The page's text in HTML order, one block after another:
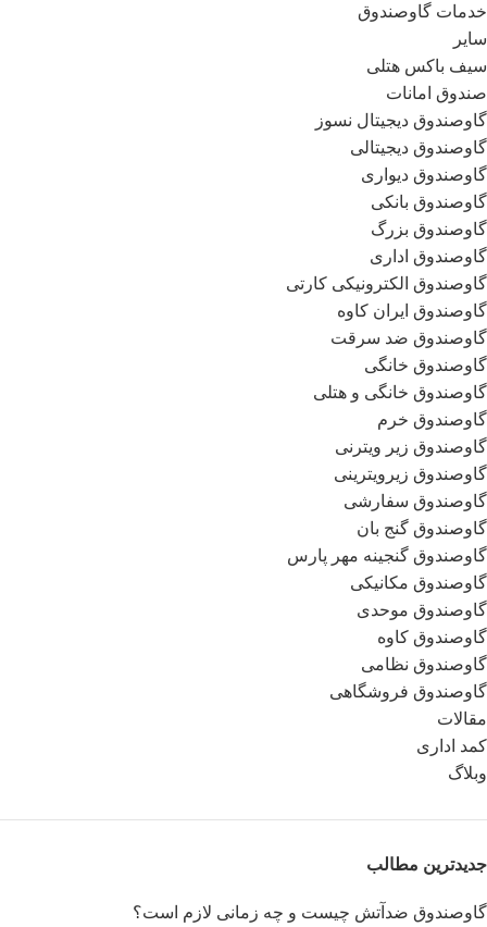
خدمات گاوصندوق
سایر
سیف باکس هتلی
صندوق امانات
گاوصندوق دیجیتال نسوز
گاوصندوق دیجیتالی
گاوصندوق دیواری
گاوصندوق بانکی
گاوصندوق بزرگ
گاوصندوق اداری
گاوصندوق الکترونیکی کارتی
گاوصندوق ایران کاوه
گاوصندوق ضد سرقت
گاوصندوق خانگی
گاوصندوق خانگی و هتلی
گاوصندوق خرم
گاوصندوق زیر ویترنی
گاوصندوق زیرویترینی
گاوصندوق سفارشی
گاوصندوق گنج بان
گاوصندوق گنجینه مهر پارس
گاوصندوق مکانیکی
گاوصندوق موحدی
گاوصندوق کاوه
گاوصندوق نظامی
گاوصندوق فروشگاهی
مقالات
کمد اداری
وبلاگ
جدیدترین مطالب
گاوصندوق ضدآتش چیست و چه زمانی لازم است؟